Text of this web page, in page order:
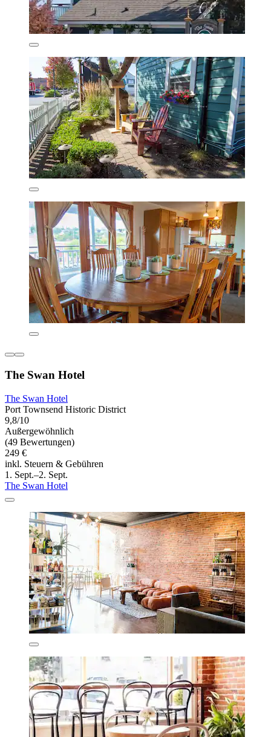
The Swan Hotel
The Swan Hotel
Port Townsend Historic District
9,8/10
Außergewöhnlich
(49 Bewertungen)
249 €
inkl. Steuern & Gebühren
1. Sept.–2. Sept.
The Swan Hotel